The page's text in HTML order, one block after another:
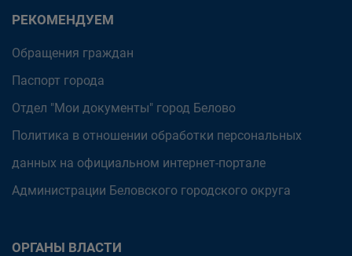
РЕКОМЕНДУЕМ
Обращения граждан
Паспорт города
Отдел "Мои документы" город Белово
Политика в отношении обработки персональных
данных на официальном интернет-портале
Администрации Беловского городского округа
ОРГАНЫ ВЛАСТИ